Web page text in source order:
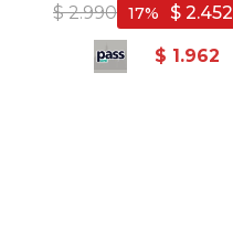
$ 2.990 $ 2.452
17
$ 1.962